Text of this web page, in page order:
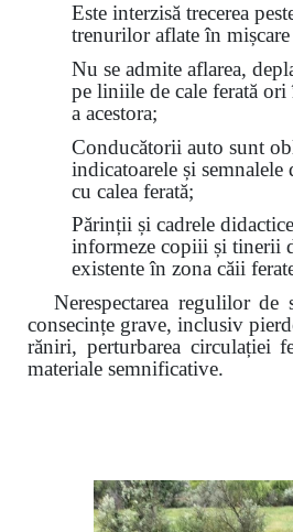
Este interzisă trecerea
trenurilor aflate în mișcare
Nu se admite aflarea,
pe liniile de cale ferată ori
a acestora;
Conducătorii auto sunt
indicatoarele și
cu calea ferată;
Părinții și cadrele
informeze copiii și tinerii
existente în zona căii
Nerespectarea regulilor de
consecințe grave, inclusiv
răniri, perturbarea circulației
materiale semnificative.